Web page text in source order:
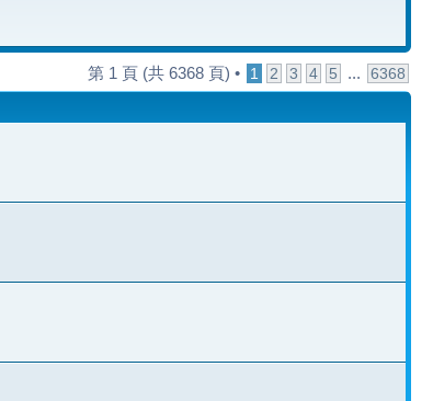
第 1 頁 (共 6368 頁) • 1 2 3 4 5 ...
6368